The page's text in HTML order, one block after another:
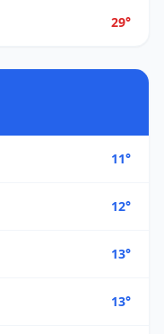
29°
11°
12°
13°
13°